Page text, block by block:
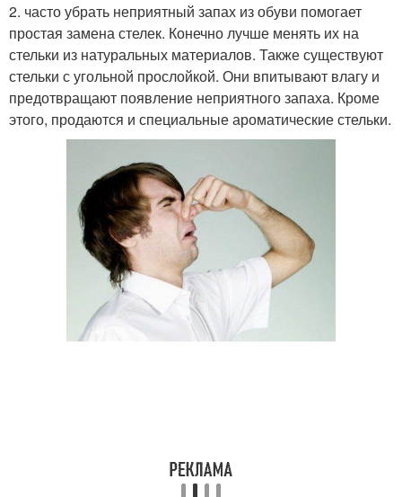
2. часто убрать неприятный запах из обуви помогает
простая замена стелек. Конечно лучше менять их на
стельки из натуральных материалов. Также существуют
стельки с угольной прослойкой. Они впитывают влагу и
предотвращают появление неприятного запаха. Кроме
этого, продаются и специальные ароматические стельки.